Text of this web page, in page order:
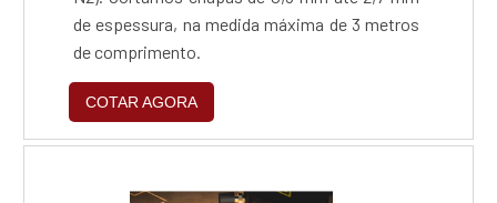
de espessura, na medida máxima de 3 metros
de comprimento.
COTAR AGORA